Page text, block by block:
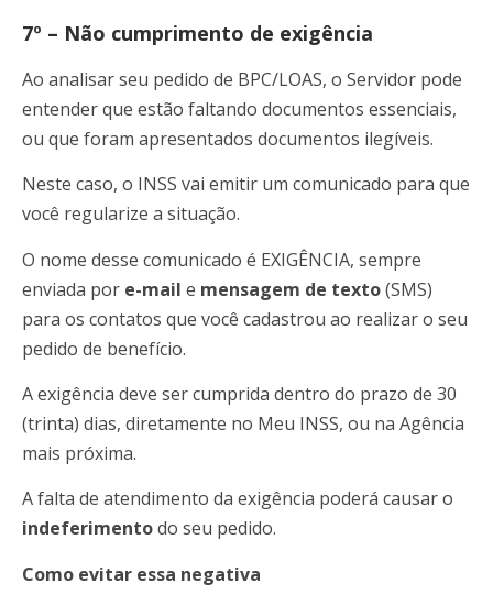
7º – Não cumprimento de exigência
Ao analisar seu pedido de BPC/LOAS, o Servidor pode
entender que estão faltando documentos essenciais,
ou que foram apresentados documentos ilegíveis.
Neste caso, o INSS vai emitir um comunicado para que
você regularize a situação.
O nome desse comunicado é EXIGÊNCIA, sempre
enviada por e-mail e mensagem de texto(SMS)
para os contatos que você cadastrou ao realizar o seu
pedido de benefício.
A exigência deve ser cumprida dentro do prazo de 30
(trinta) dias, diretamente no Meu INSS, ou na Agência
mais próxima.
A falta de atendimento da exigência poderá causar o
indeferimentodo seu pedido.
Como evitar essa negativa